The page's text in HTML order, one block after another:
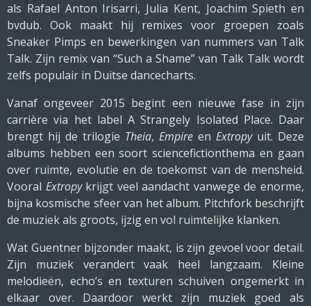
als Rafael Anton Irisarri, Julia Kent, Joachim Spieth en
bvdub. Ook maakt hij remixes voor groepen zoals
Sneaker Pimps en bewerkingen van nummers van Talk
Talk. Zijn remix van “Such a Shame” van Talk Talk wordt
zelfs populair in Duitse dancecharts.
Vanaf ongeveer 2015 begint een nieuwe fase in zijn
carrière via het label A Strangely Isolated Place. Daar
brengt hij de trilogie Theia, Empire en Extropyuit. Deze
albums hebben een soort sciencefictionthema en gaan
over ruimte, evolutie en de toekomst van de mensheid.
Vooral Extropykrijgt veel aandacht vanwege de enorme,
bijna kosmische sfeer van het album. Pitchfork beschrijft
de muziek als groots, ijzig en vol ruimtelijke klanken.
Wat Guentner bijzonder maakt, is zijn gevoel voor detail.
Zijn muziek verandert vaak heel langzaam. Kleine
melodieën, echo’s en texturen schuiven ongemerkt in
elkaar over. Daardoor werkt zijn muziek goed als